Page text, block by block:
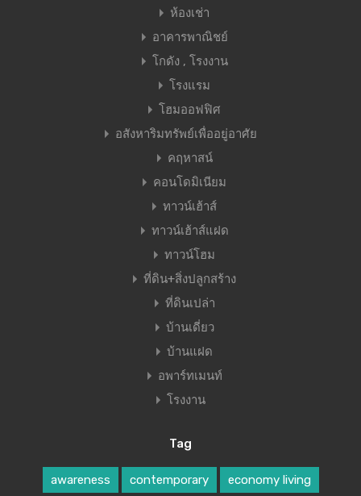
ห้องเช่า
อาคารพาณิชย์
โกดัง , โรงงาน
โรงแรม
โฮมออฟฟิศ
อสังหาริมทรัพย์เพื่ออยู่อาศัย
คฤหาสน์
คอนโดมิเนียม
ทาวน์เฮ้าส์
ทาวน์เฮ้าส์แฝด
ทาวน์โฮม
ที่ดิน+สิ่งปลูกสร้าง
ที่ดินเปล่า
บ้านเดี่ยว
บ้านแฝด
อพาร์ทเมนท์
โรงงาน
Tag
awareness contemporary economy living